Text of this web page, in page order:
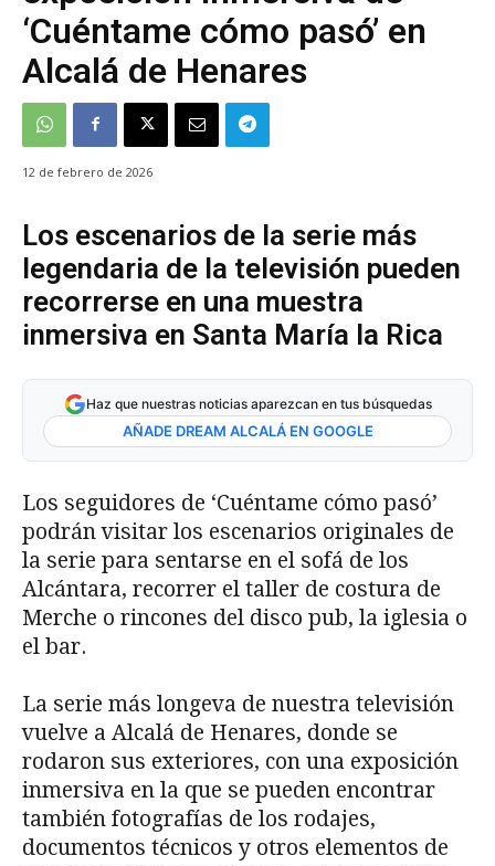
‘Cuéntame cómo pasó’ en
Alcalá de Henares
12 de febrero de 2026
Los escenarios de la serie más
legendaria de la televisión pueden
recorrerse en una muestra
inmersiva en Santa María la Rica
Haz que nuestras noticias aparezcan en tus búsquedas
AÑADE DREAM ALCALÁ EN GOOGLE
Los seguidores de ‘Cuéntame cómo pasó’
podrán visitar los escenarios originales de
la serie para sentarse en el sofá de los
Alcántara, recorrer el taller de costura de
Merche o rincones del disco pub, la iglesia o
el bar.
La serie más longeva de nuestra televisión
vuelve a Alcalá de Henares, donde se
rodaron sus exteriores, con una exposición
inmersiva en la que se pueden encontrar
también fotografías de los rodajes,
documentos técnicos y otros elementos de